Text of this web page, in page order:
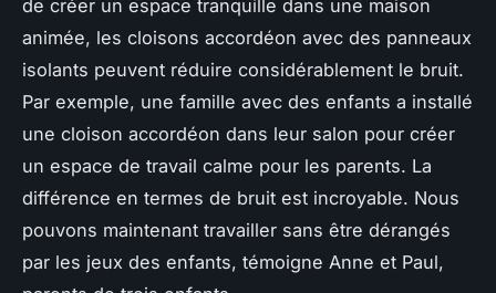
de créer un espace tranquille dans une maison
animée, les cloisons accordéon avec des panneaux
isolants peuvent réduire considérablement le bruit.
Par exemple, une famille avec des enfants a installé
une cloison accordéon dans leur salon pour créer
un espace de travail calme pour les parents. La
différence en termes de bruit est incroyable. Nous
pouvons maintenant travailler sans être dérangés
par les jeux des enfants, témoigne Anne et Paul,